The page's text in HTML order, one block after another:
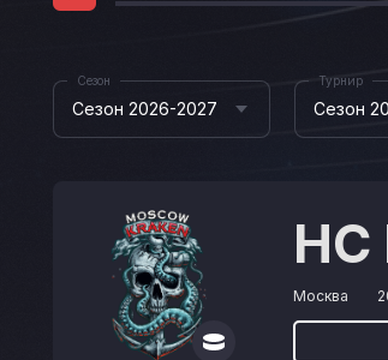
Сезон 2026-2027
Сезон
Сезон
Турнир
Москва